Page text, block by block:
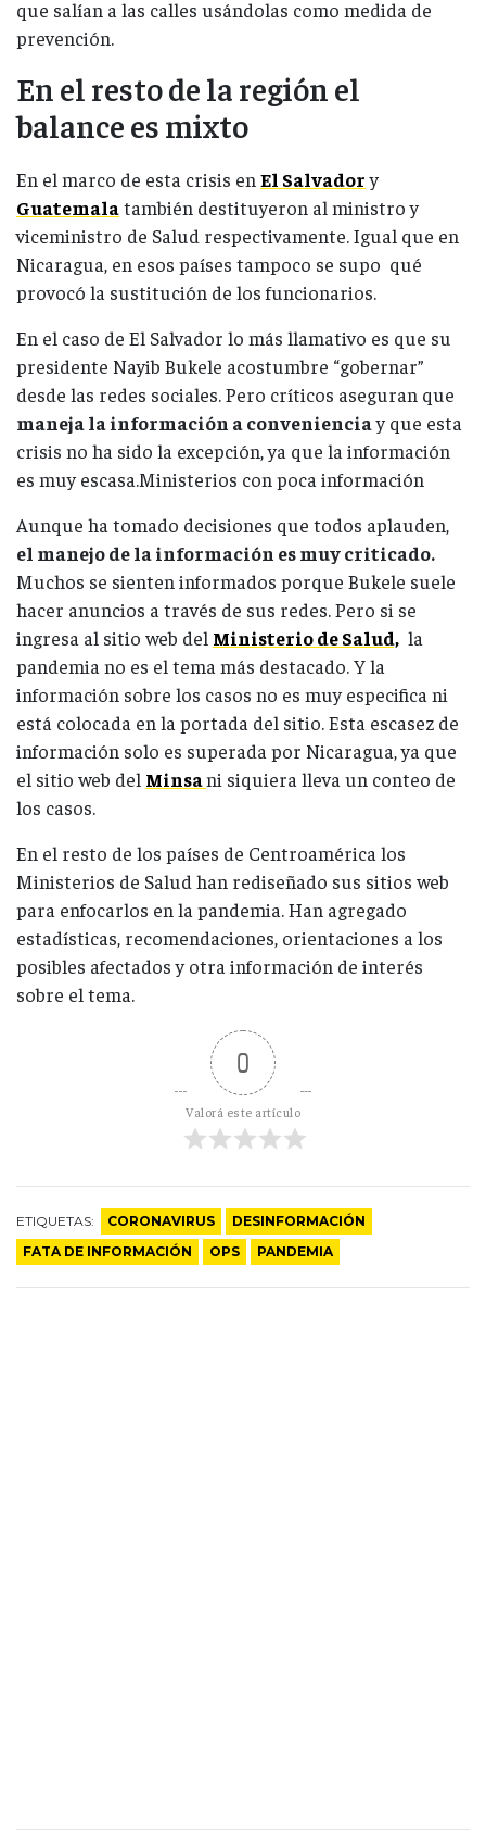
que salían a las calles usándolas como medida de
prevención.
En el resto de la región el
balance es mixto
En el marco de esta crisis en El Salvadory
Guatemalatambién destituyeron al ministro y
viceministro de Salud respectivamente. Igual que en
Nicaragua, en esos países tampoco se supo qué
provocó la sustitución de los funcionarios.
En el caso de El Salvador lo más llamativo es que su
presidente Nayib Bukele acostumbre “gobernar”
desde las redes sociales. Pero críticos aseguran que
maneja la información a convenienciay que esta
crisis no ha sido la excepción, ya que la información
es muy escasa.Ministerios con poca información
Aunque ha tomado decisiones que todos aplauden,
el manejo de la información es muy criticado.
Muchos se sienten informados porque Bukele suele
hacer anuncios a través de sus redes. Pero si se
ingresa al sitio web del Ministerio de Salud, la
pandemia no es el tema más destacado. Y la
información sobre los casos no es muy especifica ni
está colocada en la portada del sitio. Esta escasez de
información solo es superada por Nicaragua, ya que
el sitio web del Minsani siquiera lleva un conteo de
los casos.
En el resto de los países de Centroamérica los
Ministerios de Salud han rediseñado sus sitios web
para enfocarlos en la pandemia. Han agregado
estadísticas, recomendaciones, orientaciones a los
posibles afectados y otra información de interés
sobre el tema.
0
Valorá este artículo
ETIQUETAS: CORONAVIRUS
DESINFORMACIÓN
FATA DE INFORMACIÓN
OPS PANDEMIA